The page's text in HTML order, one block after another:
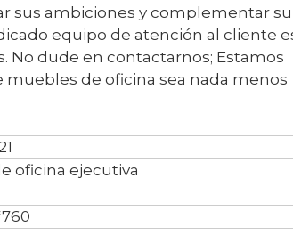
sus ambiciones y complementar su
equipo de atención al cliente
No dude en contactarnos; Estamos
de oficina sea nada menos
oficina ejecutiva